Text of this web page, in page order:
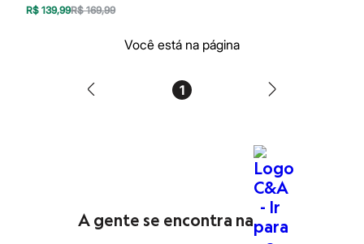
Condicionador
Cuidados com o corpo
Maquiagens
R$ 139,99R$ 169,99
Você está na página
1
A gente se encontra na